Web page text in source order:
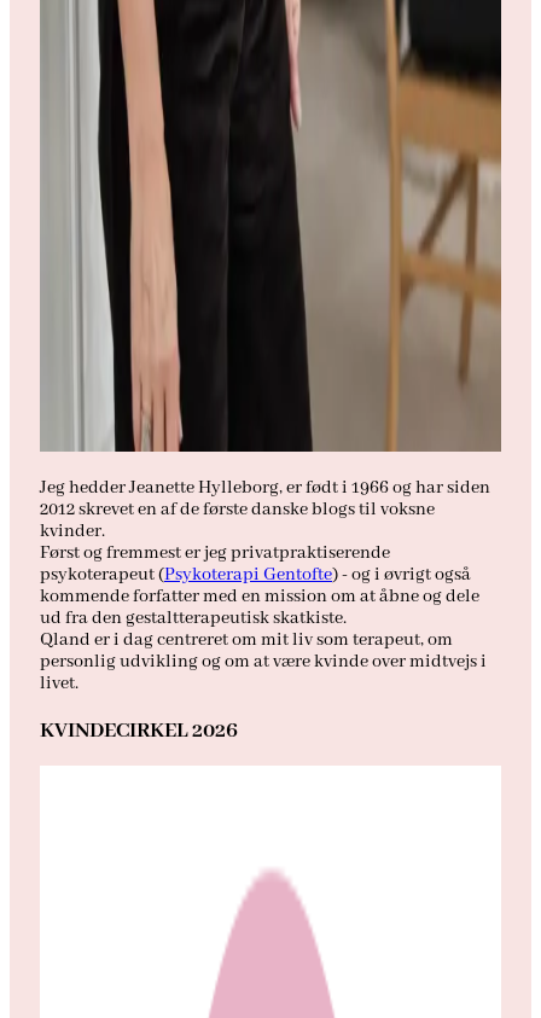
Jeg hedder Jeanette Hylleborg, er født i 1966 og har siden
2012 skrevet en af de første danske blogs til voksne
kvinder.
Først og fremmest er jeg privatpraktiserende
psykoterapeut (Psykoterapi Gentofte) - og i øvrigt også
kommende forfatter med en mission om at åbne og dele
ud fra den gestaltterapeutisk skatkiste.
Qland er i dag centreret om mit liv som terapeut, om
personlig udvikling og om at være kvinde over midtvejs i
livet.
KVINDECIRKEL 2026